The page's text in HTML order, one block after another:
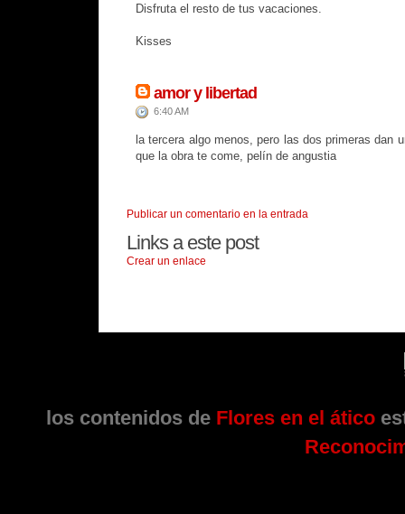
Disfruta el resto de tus vacaciones.
Kisses
amor y libertad
6:40 AM
la tercera algo menos, pero las dos primeras dan
que la obra te come, pelín de angustia
Publicar un comentario en la entrada
Links a este post
Crear un enlace
los contenidos de Flores en el ático